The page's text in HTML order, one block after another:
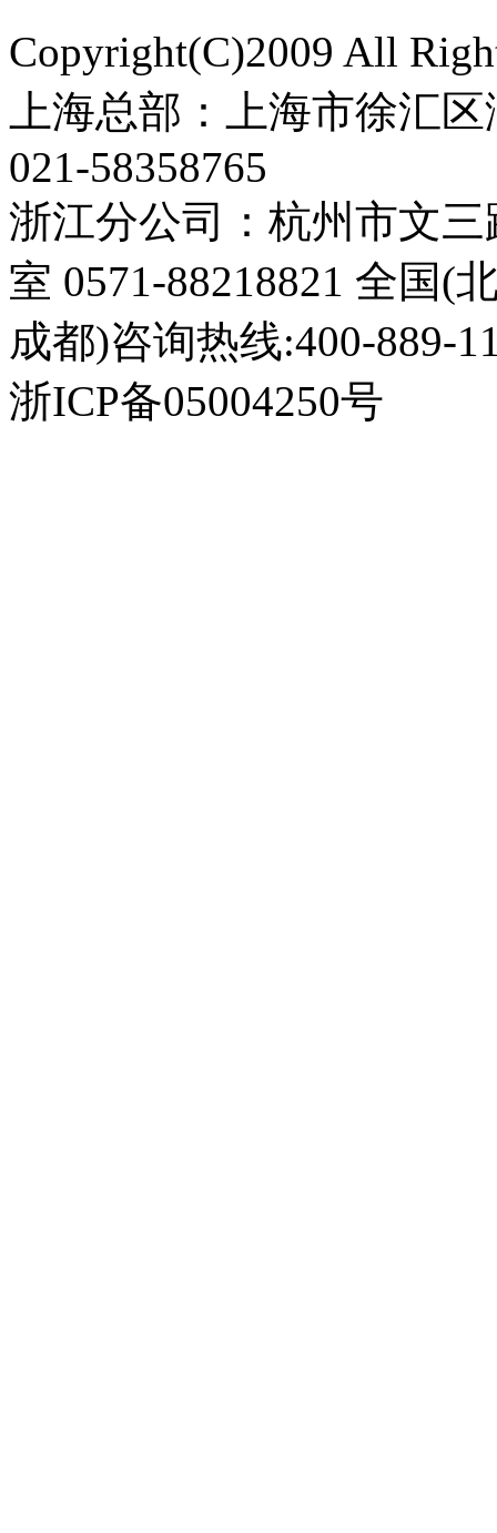
Copyright(C)2009 All
上海总部：上海市徐汇
021-58358765
浙江分公司：杭州市文
室 0571-88218821 全国(
成都)咨询热线:400-889-
浙ICP备05004250号